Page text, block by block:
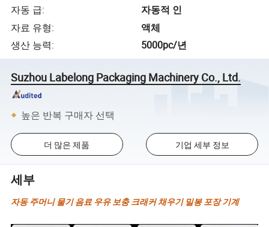
자동 급:
자동적 인
자료 유형:
액체
생산 능력: 5000pc/년
Suzhou Labelong Packaging Machinery Co., Ltd.
높은 반복 구매자 선택
더 많은 제품 기업 세부 정보
세부
자동 주머니 물기 음료 우유 보충 크래커 채우기 밀봉 포장 기계